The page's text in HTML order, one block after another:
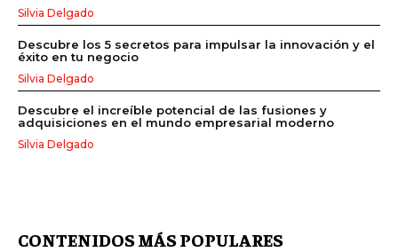
Silvia Delgado
Descubre los 5 secretos para impulsar la innovación y el
éxito en tu negocio
Silvia Delgado
Descubre el increíble potencial de las fusiones y
adquisiciones en el mundo empresarial moderno
Silvia Delgado
CONTENIDOS MÁS POPULARES